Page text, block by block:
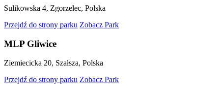
Sulikowska 4, Zgorzelec, Polska
Przejdź do strony parku Zobacz Park
MLP Gliwice
Ziemiecicka 20, Szałsza, Polska
Przejdź do strony parku Zobacz Park